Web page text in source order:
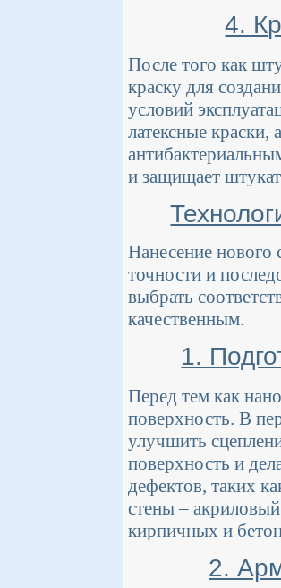
4.
После того как
краску для
условий
латексные
и защищает
Нанесение нового
точности и
выбрать
качественным.
1.
Перед тем как
поверхность. В
улучшить
поверхность и
дефектов, таких
стены –
кирпичных и
2.